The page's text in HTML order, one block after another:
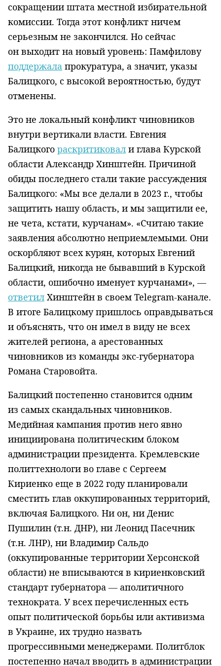
сокращении штата местной избирательной
комиссии. Тогда этот конфликт ничем
серьезным не закончился. Но сейчас
он выходит на новый уровень: Памфилову
поддержала прокуратура, а значит, указы
Балицкого, с высокой вероятностью, будут
отменены.
Это не локальный конфликт чиновников
внутри вертикали власти. Евгения
Балицкого раскритиковал и глава Курской
области Александр Хинштейн. Причиной
обиды последнего стали такие рассуждения
Балицкого: «Мы все делали в 2023 г., чтобы
защитить нашу область, и мы защитили ее,
не чета, кстати, курчанам». «Считаю такие
заявления абсолютно неприемлемыми. Они
оскорбляют всех курян, которых Евгений
Балицкий, никогда не бывавший в Курской
области, ошибочно именует курчанами», —
ответил Хинштейн в своем Telegram-канале.
В итоге Балицкому пришлось оправдываться
и объяснять, что он имел в виду не всех
жителей региона, а арестованных
чиновников из команды экс-губернатора
Романа Старовойта.
Балицкий постепенно становится одним
из самых скандальных чиновников.
Медийная кампания против него явно
инициирована политическим блоком
администрации президента. Кремлевские
политтехнологи во главе с Сергеем
Кириенко еще в 2022 году планировали
сместить глав оккупированных территорий,
включая Балицкого. Ни он, ни Денис
Пушилин (т.н. ДНР), ни Леонид Пасечник
(т.н. ЛНР), ни Владимир Сальдо
(оккупированные территории Херсонской
области) не вписываются в кириенковский
стандарт губернатора — аполитичного
технократа. У всех перечисленных есть
опыт политической борьбы или активизма
в Украине, их трудно назвать
прогрессивными менеджерами. Политблок
постепенно начал вводить в администрации